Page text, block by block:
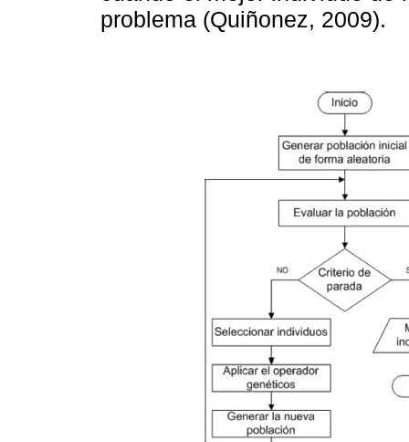
problema (Quiñonez, 2009).